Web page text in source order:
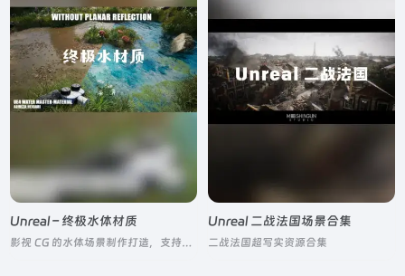
Unreal – 终极水体材质
影视 CG 的水体场景制作打造，支持湖泊、河流、海洋、雨天地表积水等多类水体效果实现
Unreal 二战法国场景合集
二战法国超写实资源合集